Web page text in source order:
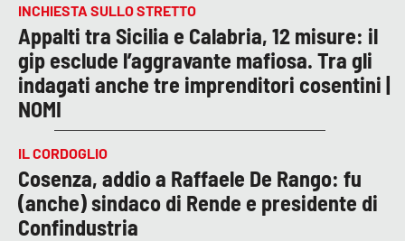
INCHIESTA SULLO STRETTO
Appalti tra Sicilia e Calabria, 12 misure: il
gip esclude l’aggravante mafiosa. Tra gli
indagati anche tre imprenditori cosentini |
NOMI
IL CORDOGLIO
Cosenza, addio a Raffaele De Rango: fu
(anche) sindaco di Rende e presidente di
Confindustria